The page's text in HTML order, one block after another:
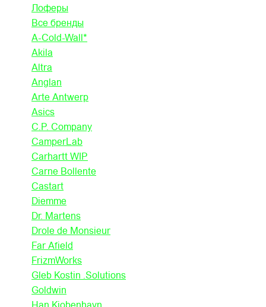
Лоферы
Все бренды
A-Cold-Wall*
Akila
Altra
Anglan
Arte Antwerp
Asics
C.P. Company
CamperLab
Carhartt WIP
Carne Bollente
Castart
Diemme
Dr. Martens
Drole de Monsieur
Far Afield
FrizmWorks
Gleb Kostin .Solutions
Goldwin